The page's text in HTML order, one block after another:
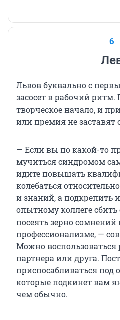
6
Львов буквально с
засосет в рабочий ритм.
творческое начало, и
или премия не заставят
— Если вы по какой-то
мучиться синдромом
идите повышать
колебаться
и знаний, а подкрепить
опытному коллеге сбить
посеять зерно сомнений
профессионализме, —
Можно
партнера или друга.
приспосабливаться под
которые подкинет вам
чем обычно.